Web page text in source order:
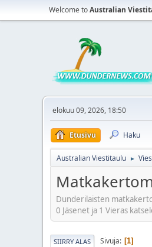
Welcome toAustralian
elokuu 09, 2026, 18:50
Etusivu Haku
Australian Viestitaulu ►
Dunderilaisten
0 Jäsenet ja 1 Vieras
SIIRRY ALAS Sivuja 1